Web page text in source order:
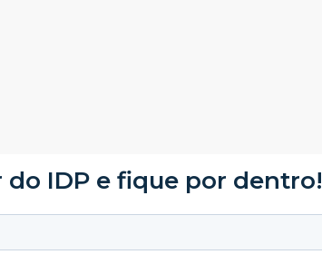
IDP e fique por dentro!